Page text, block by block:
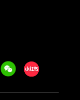
WeechatXiaohongshu/